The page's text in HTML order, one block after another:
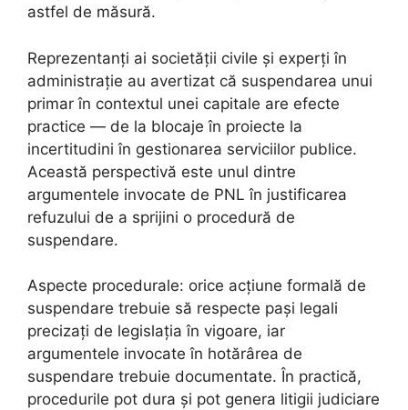
astfel de măsură.
Reprezentanți ai societății civile și experți în
administrație au avertizat că suspendarea unui
primar în contextul unei capitale are efecte
practice — de la blocaje în proiecte la
incertitudini în gestionarea serviciilor publice.
Această perspectivă este unul dintre
argumentele invocate de PNL în justificarea
refuzului de a sprijini o procedură de
suspendare.
Aspecte procedurale: orice acțiune formală de
suspendare trebuie să respecte pași legali
precizați de legislația în vigoare, iar
argumentele invocate în hotărârea de
suspendare trebuie documentate. În practică,
procedurile pot dura și pot genera litigii judiciare